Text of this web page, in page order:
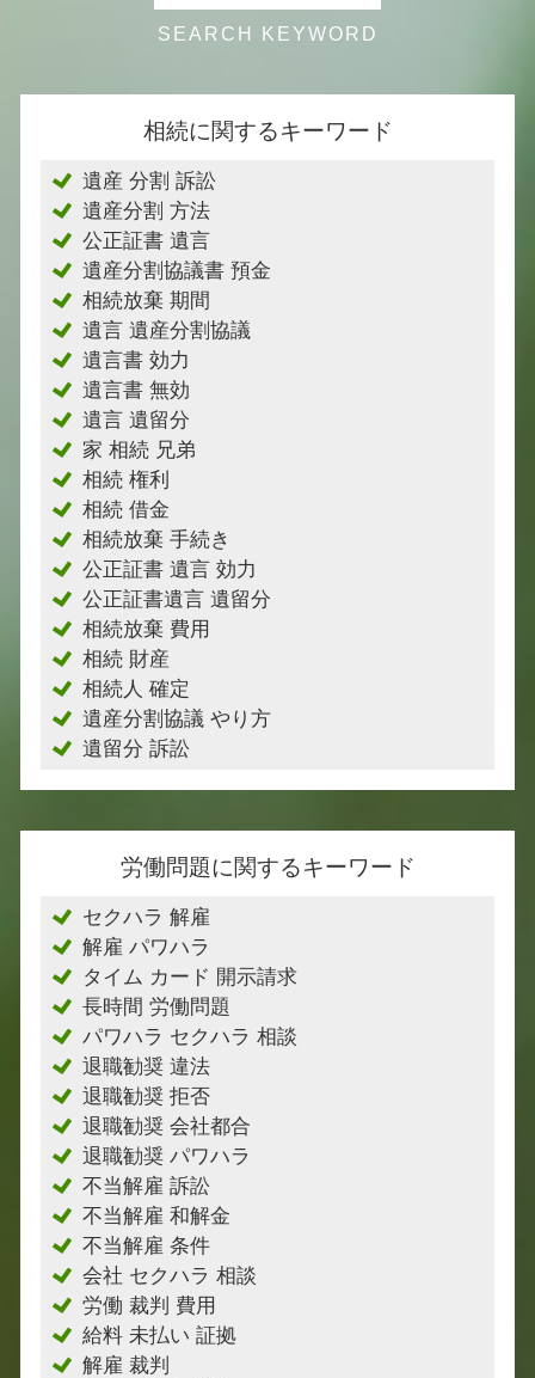
相続に関するキーワード
遺産 分割 訴訟
遺産分割 方法
公正証書 遺言
遺産分割協議書 預金
相続放棄 期間
遺言 遺産分割協議
遺言書 効力
遺言書 無効
遺言 遺留分
家 相続 兄弟
相続 権利
相続 借金
相続放棄 手続き
公正証書 遺言 効力
公正証書遺言 遺留分
相続放棄 費用
相続 財産
相続人 確定
遺産分割協議 やり方
遺留分 訴訟
労働問題に関するキーワード
セクハラ 解雇
解雇 パワハラ
タイム カード 開示請求
長時間 労働問題
パワハラ セクハラ 相談
退職勧奨 違法
退職勧奨 拒否
退職勧奨 会社都合
退職勧奨 パワハラ
不当解雇 訴訟
不当解雇 和解金
不当解雇 条件
会社 セクハラ 相談
労働 裁判 費用
給料 未払い 証拠
解雇 裁判